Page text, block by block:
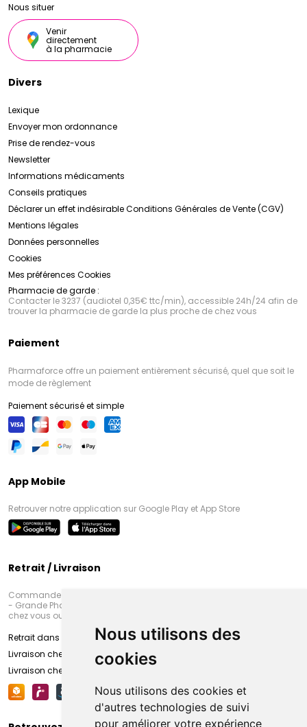
Nous utilisons des
cookies
Nous utilisons des cookies et
d'autres technologies de suivi
pour améliorer votre expérience
Nous situer
Venir
directement
à la pharmacie
Divers
Lexique
Envoyer mon ordonnance
Prise de rendez-vous
Newsletter
Informations médicaments
Conseils pratiques
Déclarer un effet indésirableConditions Générales de Vente (CGV)
Mentions légales
Données personnelles
Cookies
Mes préférences Cookies
Pharmacie de garde :
Contacter le 3237 (audiotel 0,35€ ttc/min), accessible 24h/24 afin de
trouver la pharmacie de garde la plus proche de chez vous
Paiement
Pharmaforce offre un paiement entièrement sécurisé, quel que soit le
mode de règlement
Paiement sécurisé et simple
App Mobile
Retrouver notre application sur Google Play et App Store
Retrait / Livraison
Commandez en ligne et venez chercher votre commande à Amiens
- Grande Pharmacie d’Amiens (Fachon) ou recevez-là rapidement
chez vous ou en point retrait
Retrait dans la pharmacie d’Amiens
Livraison chez vous
Livraison chez votre commerçant